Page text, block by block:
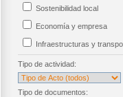
Sostenibilidad local
Economía y empresa
Infraestructuras y
Tipo de actividad:
Tipo de documentos: